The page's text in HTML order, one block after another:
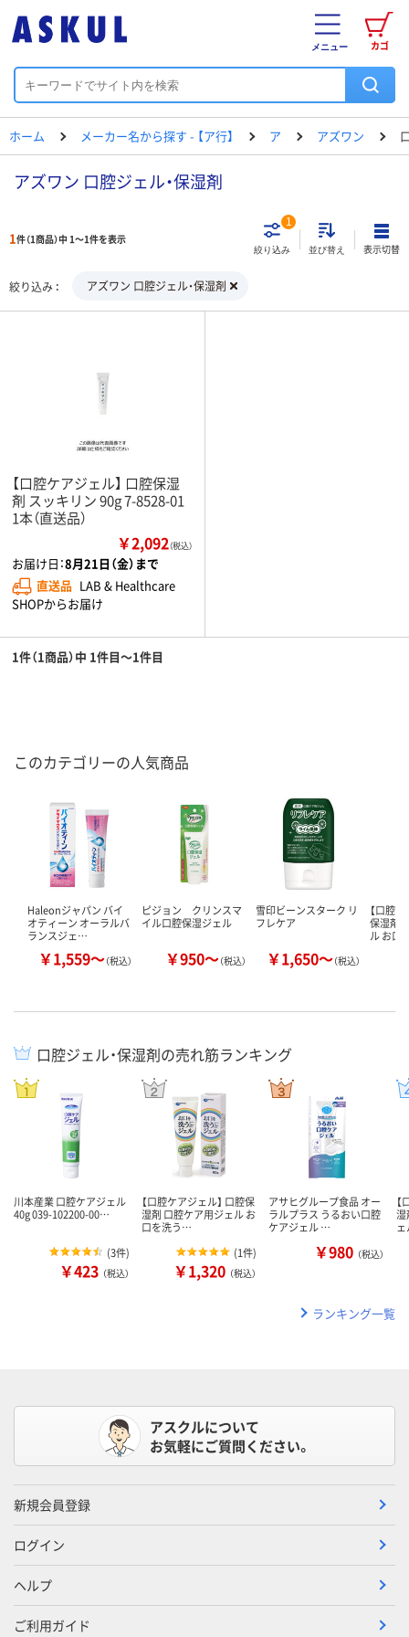
カゴ
メニュー
ホーム メーカー名から探す - 【ア行】 ア アズワン
アズワン 口腔ジェル・保湿剤
1件（1商品）中 1～1件を表示
絞り込み
1
並び替え 表示切替
絞り込み アズワン 口腔ジェル・保湿剤
【口腔ケアジェル】 口腔保湿
剤 スッキリン 90g 7-8528-01
1本（直送品）
￥2,092（税込）
お届け日：8月21日（金）まで
直送品 LAB & Healthcare
SHOPからお届け
1件（1商品）中 1件目～1件目
このカテゴリーの人気商品
Haleonジャパン バイ
オティーン オーラルバ
ランスジェ…
￥1,559～（税込）
ピジョン クリンスマ
イル口腔保湿ジェル
￥950～（税込）
雪印ビーンスターク リ
フレケア
￥1,650～（税込）
【口腔
保湿剤
ル お口
口腔ジェル・保湿剤の売れ筋ランキング
川本産業 口腔ケアジェル
40g 039-102200-00…
(3件)
￥423 （税込）
【口腔ケアジェル】 口腔保
湿剤 口腔ケア用ジェル お
口を洗う…
(1件)
￥1,320 （税込）
アサヒグループ食品 オー
ラルプラス うるおい口腔
ケアジェル …
￥980 （税込）
湿
ランキング一覧
アスクルについて
お気軽にご質問ください。
新規会員登録
ログイン
ヘルプ
ご利用ガイド